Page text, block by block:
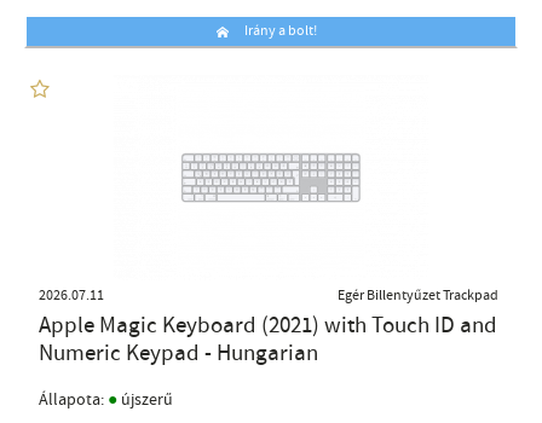
Irány a bolt!
2026.07.11 Egér Billentyűzet Trackpad
Apple Magic Keyboard (2021) with Touch ID and
Numeric Keypad - Hungarian
Állapota: ● újszerű